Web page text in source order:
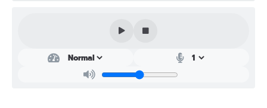
Audiências Públicas